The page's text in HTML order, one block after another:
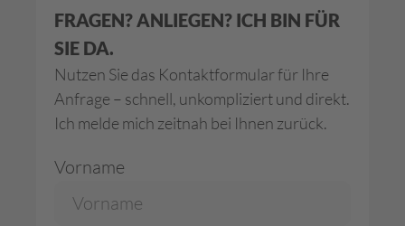
FRAGEN? ANLIEGEN? ICH BIN FÜR
SIE DA.
Nutzen Sie das Kontaktformular für Ihre
Anfrage – schnell, unkompliziert und direkt.
Ich melde mich zeitnah bei Ihnen zurück.
Vorname